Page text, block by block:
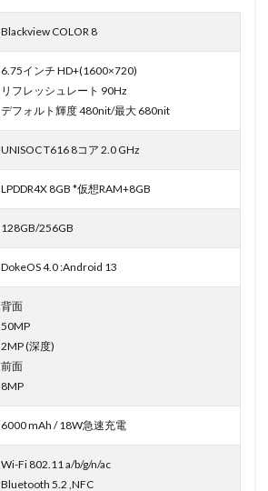
Blackview COLOR 8
6.75インチ HD+(1600×720)
リフレッシュレート 90Hz
デフォルト輝度 480nit/最大 680nit
UNISOC T616 8コア 2.0 GHz
LPDDR4X 8GB *仮想RAM+8GB
128GB/256GB
DokeOS 4.0 :Android 13
背面
50MP
2MP (深度)
前面
8MP
6000 mAh / 18W急速充電
Wi-Fi 802.11 a/b/g/n/ac
Bluetooth 5.2 ,NFC